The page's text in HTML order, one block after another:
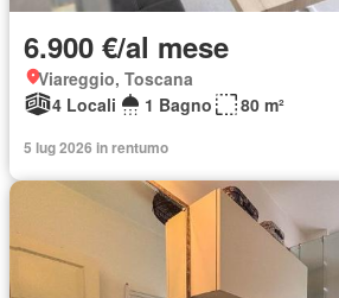
6.900 €/al mese
Viareggio, Toscana
4 Locali
1 Bagno 80 m²
5 lug 2026 in rentumo